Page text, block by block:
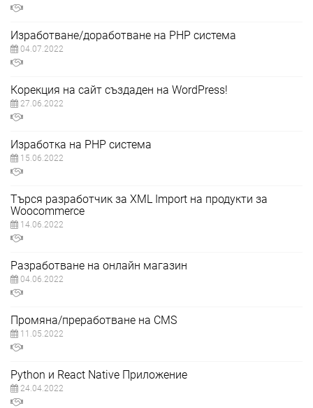
Изработване/доработване на PHP система
04.07.2022
Корекция на сайт създаден на WordPress!
27.06.2022
Изработка на PHP система
15.06.2022
Търся разработчик за XML Import на продукти за
Woocommerce
14.06.2022
Разработване на онлайн магазин
04.06.2022
Промяна/преработване на CMS
11.05.2022
Python и React Native Приложение
24.04.2022